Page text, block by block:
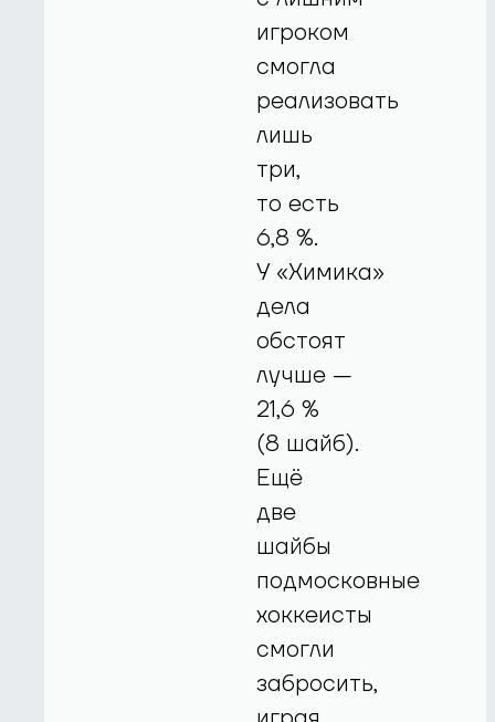
игроком
смогла
реализовать
лишь
три,
то есть
6,8 %.
У «Химика»
дела
обстоят
лучше —
21,6 %
(8 шайб).
Ещё
две
шайбы
подмосковные
хоккеисты
смогли
забросить,